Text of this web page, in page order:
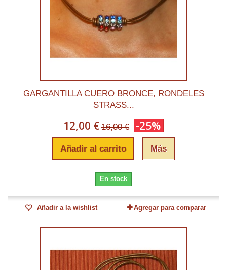
GARGANTILLA CUERO BRONCE, RONDELES
STRASS...
12,00 € 16,00 € -25%
Añadir al carrito Más
En stock
Añadir a la wishlist Agregar para comparar